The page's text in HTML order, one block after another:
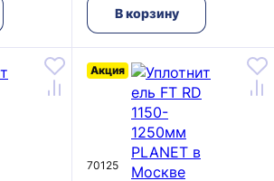
В корзину
70125
Акция